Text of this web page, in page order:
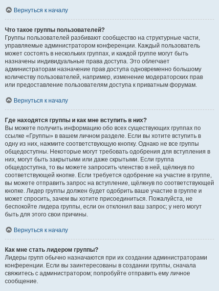
Вернуться к началу
Что такое группы пользователей?
Группы пользователей разбивают сообщество на структурные части,
управляемые администратором конференции. Каждый пользователь
может состоять в нескольких группах, и каждой группе могут быть
назначены индивидуальные права доступа. Это облегчает
администраторам назначение прав доступа одновременно большому
количеству пользователей, например, изменение модераторских прав
или предоставление пользователям доступа к приватным форумам.
Вернуться к началу
Где находятся группы и как мне вступить в них?
Вы можете получить информацию обо всех существующих группах по
ссылке «Группы» в вашем личном разделе. Если вы хотите вступить в
одну из них, нажмите соответствующую кнопку. Однако не все группы
общедоступны. Некоторые могут требовать одобрения для вступления в
них, могут быть закрытыми или даже скрытыми. Если группа
общедоступна, то вы можете запросить членство в ней, щёлкнув по
соответствующей кнопке. Если требуется одобрение на участие в группе,
вы можете отправить запрос на вступление, щёлкнув по соответствующей
кнопке. Лидер группы должен будет одобрить ваше участие в группе и
может спросить, зачем вы хотите присоединиться. Пожалуйста, не
беспокойте лидера группы, если он отклонил ваш запрос; у него могут
быть для этого свои причины.
Вернуться к началу
Как мне стать лидером группы?
Лидеры групп обычно назначаются при их создании администраторами
конференции. Если вы заинтересованы в создании группы, сначала
свяжитесь с администратором; попробуйте отправить ему личное
сообщение.